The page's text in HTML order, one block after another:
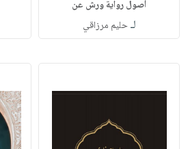
أصول رواية ورش عن
لـحليم مرزاقي